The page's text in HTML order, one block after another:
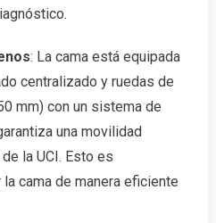
: La cama está equipada
centralizado y ruedas de
mm) con un sistema de
una movilidad
la UCI. Esto es
cama de manera eficiente